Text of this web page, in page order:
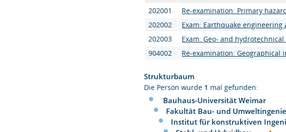
202001
Re-examination: Primary
202002
Exam: Earthquake
202003
Exam: Geo- and
904002
Re-examination: Geographical
Strukturbaum
Die Person wurde 1 mal gefunden:
Bauhaus-Universität Weimar
Fakultät Bau- und
Institut für konstruktiven